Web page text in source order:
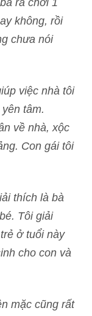
ra chơi 1
không, rồi
chưa nói
việc nhà tôi
tâm.
về nhà, xộc
Con gái tôi
thích là bà
Tôi giải
ở tuổi này
cho con và
mặc cũng rất